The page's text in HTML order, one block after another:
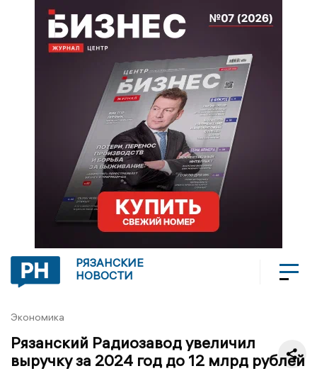
РЯЗАНСКИЕ
НОВОСТИ
Экономика
Рязанский Радиозавод увеличил
выручку за 2024 год до 12 млрд рублей